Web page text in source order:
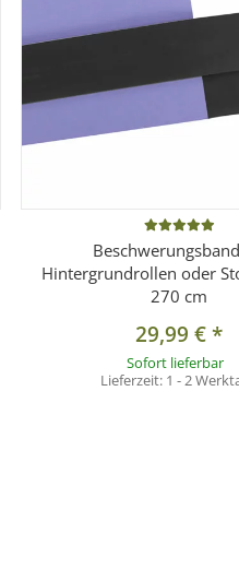
Hintergrundrollen oder
270 cm
29,99 €*
Sofort lieferbar
Lieferzeit: 1 - 2